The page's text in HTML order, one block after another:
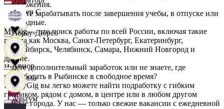
Интер С
Вайс
Ителла
Абрау-Дюрсо
Авиор
Альтум
предложения.
Начните зарабатывать после завершения учебы, в отпуске или
в выходные.
MyGig — это поиск работы по всей России, включая такие
города как Москва, Санкт-Петербург, Екатеринбург,
Новосибирск, Челябинск, Самара, Нижний Новгород и
другие.
Ищете дополнительный заработок или не знаете, где
подработать в Рыбинске в свободное время?
На MyGig вы легко можете найти подработку с гибким
графиком, рядом с домом, в центре или в любом другом
районе города. У нас — только свежие вакансии с ежедневной